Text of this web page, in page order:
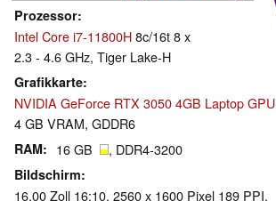
Prozessor
Intel Core i7-11800H8c/16t 8 x
2.3 - 4.6 GHz, Tiger Lake-H
Grafikkarte
NVIDIA GeForce RTX 3050 4GB Laptop GPU
4 GB VRAM, GDDR6
RAM 16 GB , DDR4-3200
Bildschirm
16.00 Zoll 16:10, 2560 x 1600 Pixel 189 PPI,